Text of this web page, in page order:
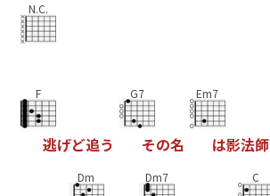
N.C.
F
逃げど追う
G7
その名
Em7
は影法師
Dm Dm7 C